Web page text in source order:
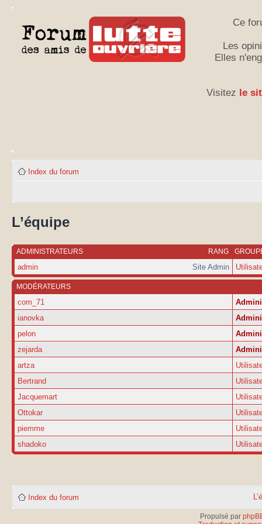
Ce
Les
Elles
Visitez le
Index du forum
L’équipe
RANG
ADMINISTRATEURS
Site Admin
admin
MODÉRATEURS
com_71
ianovka
pelon
zejarda
artza
Bertrand
Jacquemart
Ottokar
piemme
shadoko
Index du forum
Propulsé par